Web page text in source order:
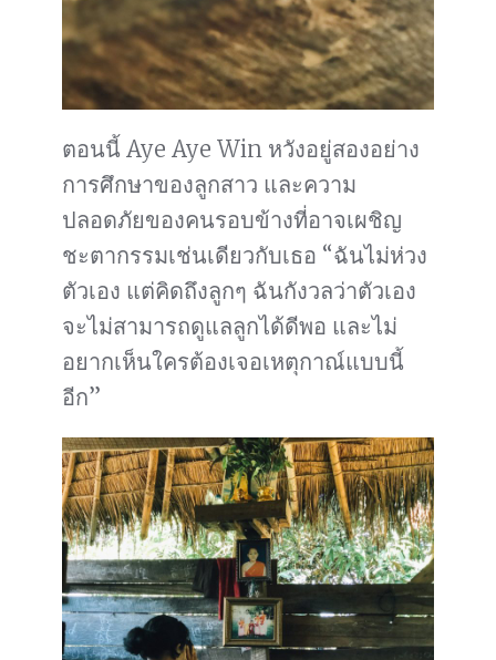
ตอนนี้ Aye Aye Win หวังอยู่สองอย่าง
การศึกษาของลูกสาว และความ
ปลอดภัยของคนรอบข้างที่อาจเผชิญ
ชะตากรรมเช่นเดียวกับเธอ “ฉันไม่ห่วง
ตัวเอง แต่คิดถึงลูกๆ ฉันกังวลว่าตัวเอง
จะไม่สามารถดูแลลูกได้ดีพอ และไม่
อยากเห็นใครต้องเจอเหตุกาณ์แบบนี้
อีก”